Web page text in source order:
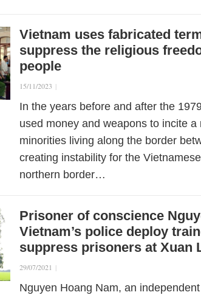
Vietnam uses fabricated
suppress the religious
people
15/11/2023 |
In the years before and after the
used money and weapons to incite a
minorities living along the border
creating instability for the
northern border…
Prisoner of conscience
Vietnam’s police deploy
suppress prisoners at Xuan
29/07/2021 |
Nguyen Hoang Nam, an